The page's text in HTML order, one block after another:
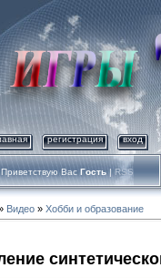
регистрация вход
Приветствую Вас Гость | RSS
Видео » Хобби и образование